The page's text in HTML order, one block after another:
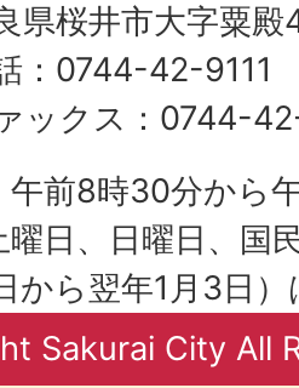
県桜井市大字粟
：0744-42-9111
ックス：0744-
午前8時30分から
曜日、日曜日、国
から翌年1月3日
Sakurai City All